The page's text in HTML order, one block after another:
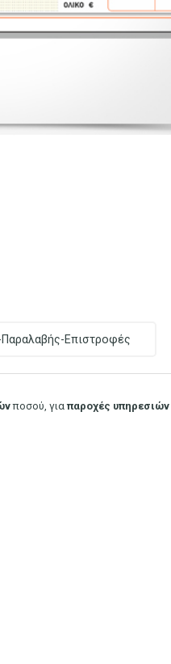
Επιστροφές
ποσού, γιαπαροχές υπηρεσιών